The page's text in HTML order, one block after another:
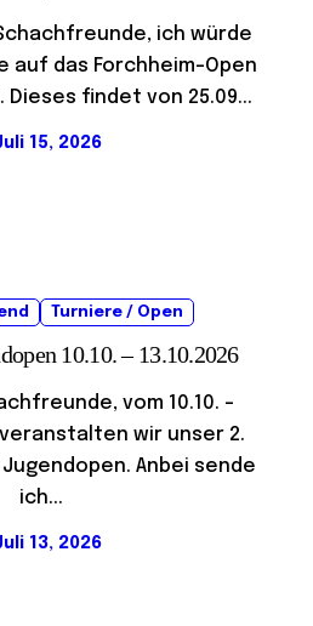
ich würde
auf das Forchheim-Open
Dieses findet von 25.09...
15, 2026
Turniere / Open
10.10. – 13.10.2026
vom 10.10. –
veranstalten wir unser 2.
Anbei sende
ich...
13, 2026